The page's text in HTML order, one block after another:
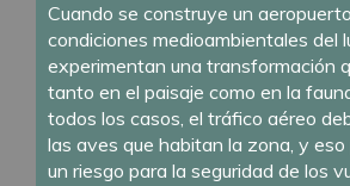
Cuando se construye un
condiciones medioambientales del
experimentan una transformación
tanto en el paisaje como en la
todos los casos, el tráfico aéreo
las aves que habitan la zona, y
un riesgo para la seguridad de los